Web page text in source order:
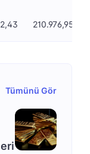
210.976,95
Tümünü Gör